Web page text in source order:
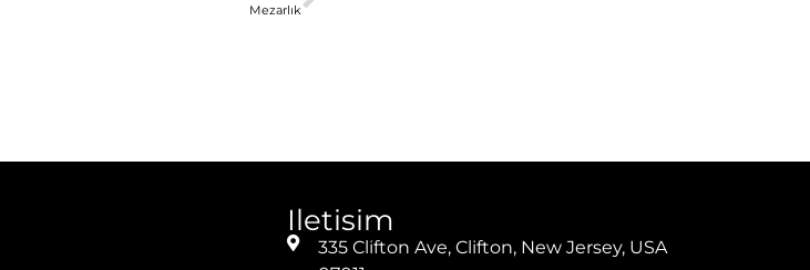
Mezarlık
Iletisim
335 Clifton Ave, Clifton, New Jersey, USA